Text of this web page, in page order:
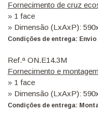
Fornecimento de cruz
» 1 face
» Dimensão (LxAxP):
Condições de entrega:
Ref.ª ON.E14.3M
Fornecimento e
» 1 face
» Dimensão (LxAxP):
Condições de entrega: